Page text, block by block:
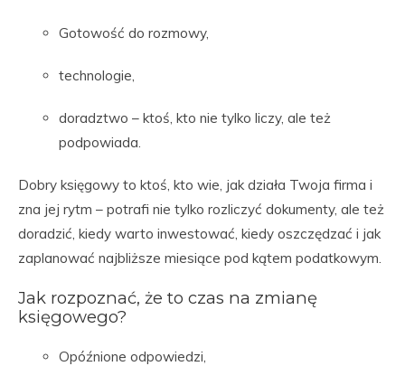
Gotowość do rozmowy,
technologie,
doradztwo – ktoś, kto nie tylko liczy, ale też
podpowiada.
Dobry księgowy to ktoś, kto wie, jak działa Twoja firma i
zna jej rytm – potrafi nie tylko rozliczyć dokumenty, ale też
doradzić, kiedy warto inwestować, kiedy oszczędzać i jak
zaplanować najbliższe miesiące pod kątem podatkowym.
Jak rozpoznać, że to czas na zmianę
księgowego?
Opóźnione odpowiedzi,